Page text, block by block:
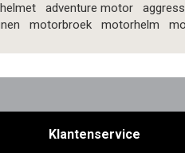
adventure motor
motorbroek motorhelm
Klantenservice